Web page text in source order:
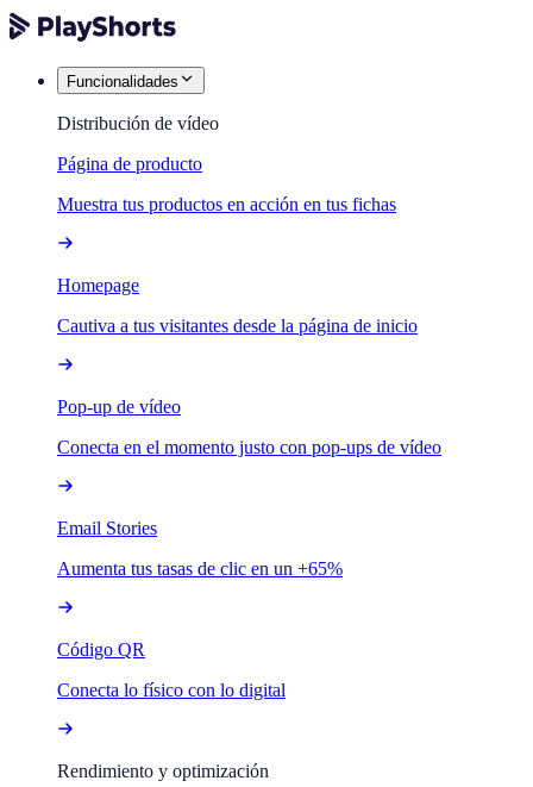
Funcionalidades
Distribución de vídeo
Página de producto
Muestra tus productos en acción en tus fichas
Homepage
Cautiva a tus visitantes desde la página de inicio
Pop-up de vídeo
Conecta en el momento justo con pop-ups de vídeo
Email Stories
Aumenta tus tasas de clic en un +65%
Código QR
Conecta lo físico con lo digital
Rendimiento y optimización